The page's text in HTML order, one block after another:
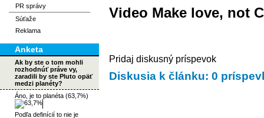
PR správy
Súťaže
Reklama
Anketa
Ak by ste o tom mohli
rozhodnúť práve vy,
zaradili by ste Pluto opäť
medzi planéty?
Áno, je to planéta (63,7%)
Podľa definícií to nie je
Video Make love, not
Pridaj diskusný príspevok
Diskusia k článku: 0